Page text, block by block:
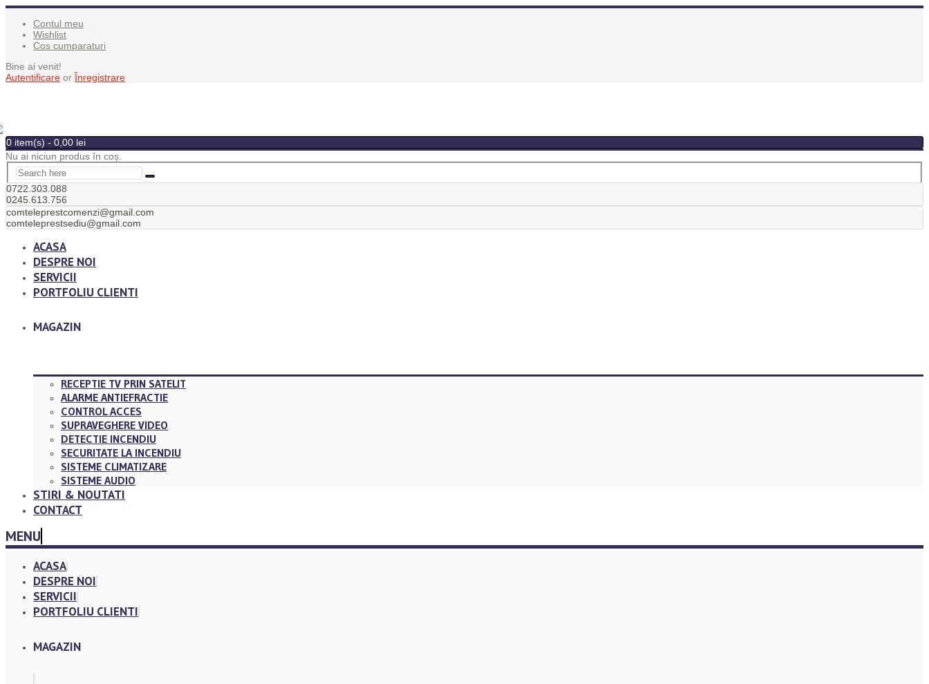
Contul meu
Wishlist
Cos cumparaturi
Bine ai venit!
Autentificare or Înregistrare
0 item(s) - 0,00 lei
Nu ai niciun produs în coș.
0722.303.088
0245.613.756
comteleprestcomenzi@gmail.com
comteleprestsediu@gmail.com
ACASA
DESPRE NOI
SERVICII
PORTFOLIU CLIENTI
MAGAZIN
RECEPTIE TV PRIN SATELIT
ALARME ANTIEFRACTIE
CONTROL ACCES
SUPRAVEGHERE VIDEO
DETECTIE INCENDIU
SECURITATE LA INCENDIU
SISTEME CLIMATIZARE
SISTEME AUDIO
STIRI & NOUTATI
CONTACT
MENU
ACASA
DESPRE NOI
SERVICII
PORTFOLIU CLIENTI
MAGAZIN